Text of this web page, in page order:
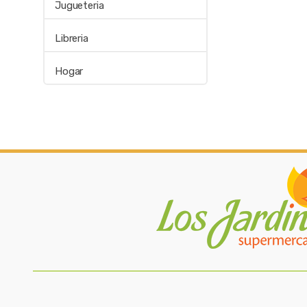
Jugueteria
Libreria
Hogar